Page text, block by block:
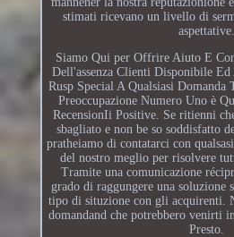
stimati ricevano un livello di
aspettative.
Siamo Qui per Offrire Aiuto E
Dell'assenza Clienti Disponibile
Rusp Special A Qualsiasi Domanda
Preoccupazione Numero Uno è
RecensionIi Positive. Se ritienni
sbagliato e non be so soddisfatto
pratheiamo di contatarci con
del nostro meglio per risolvere
Tramite una comunicazione
grado di raggungere una soluzione
tipo di situzione con gli acquirenti.
domandand che potrebbero venirti
Presto.